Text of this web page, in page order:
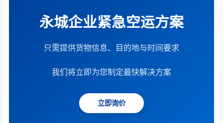
永城企业紧急空运方案
只需提供货物信息、目的地与时间要求
我们将立即为您制定最快解决方案
立即询价